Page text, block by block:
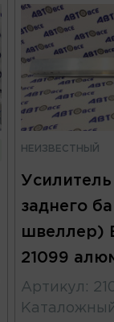
НЕИЗВЕСТНЫЙ
заднего
швеллер)
21099
Артикул :